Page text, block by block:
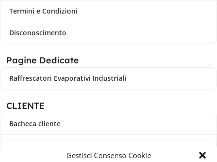
Gestisci Consenso Cookie
Termini e Condizioni
Disconoscimento
Pagine Dedicate
Raffrescatori Evaporativi Industriali
CLIENTE
Bacheca cliente